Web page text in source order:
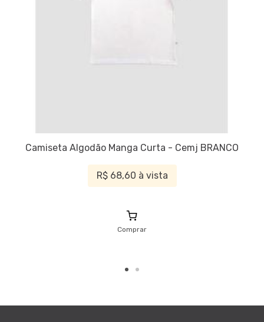
Camiseta Algodão Manga Curta - Cemj BRANCO
R$ 68,60 à vista
Comprar